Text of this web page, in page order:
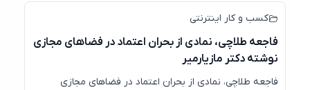
کسب و کار اینترنتی
فاجعه طلاچی، نمادی از بحران اعتماد در فضاهای مجازی
نوشته دکتر مازیارمیر
فاجعه طلاچی، نمادی از بحران اعتماد در فضاهای مجازی